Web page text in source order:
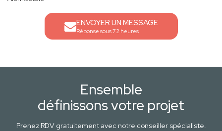
ENVOYER UN MESSAGE
Réponse sous 72 heures
Ensemble
définissons votre projet
Prenez RDV gratuitement avec notre conseiller spécialiste.